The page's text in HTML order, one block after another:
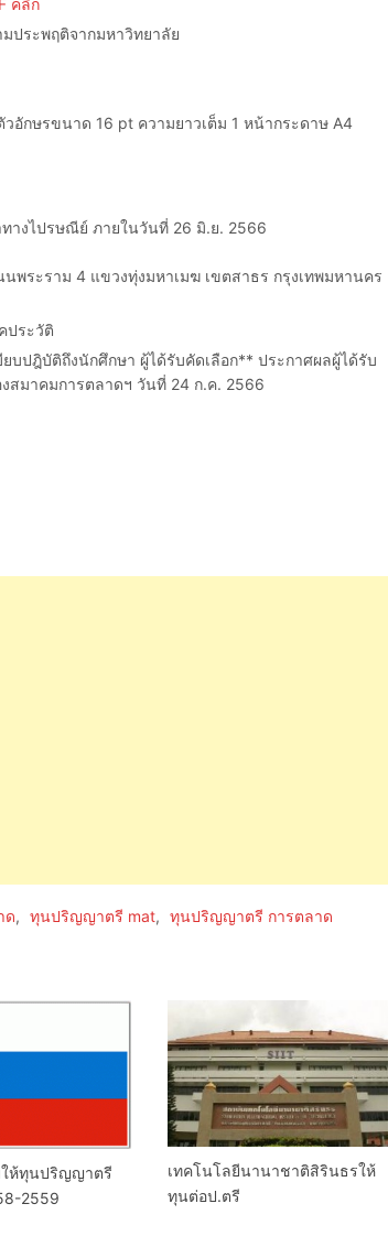
คลิก
ประพฤติจากมหาวิทยาลัย
อักษรขนาด 16 pt ความยาวเต็ม 1 หน้ากระดาษ A4
างไปรษณีย์ ภายในวันที่ 26 มิ.ย. 2566
พระราม 4 แขวงทุ่งมหาเมฆ เขตสาธร กรุงเทพมหานคร
ประวัติ
บปฎิบัติถึงนักศึกษา ผู้ได้รับคัดเลือก** ประกาศผลผู้ได้รับ
สมาคมการตลาดฯ วันที่ 24 ก.ค. 2566
ด, ทุนปริญญาตรี mat, ทุนปริญญาตรี การตลาด
ให้ทุนปริญญาตรี
2559
เทคโนโลยีนานาชาติสิรินธรให้
ทุนต่อป.ตรี